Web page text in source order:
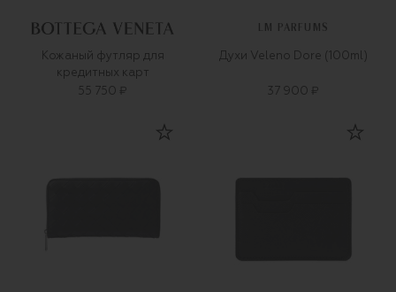
Кожаный футляр для
кредитных карт
55 750 ₽
LM PARFUMS
Духи Veleno Dore (100ml)
37 900 ₽